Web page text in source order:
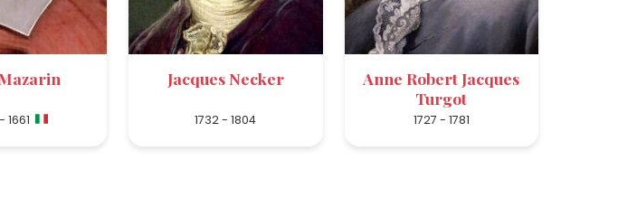
1661
Jacques Necker
1732 - 1804
Anne Robert Jacques
Turgot
1727 - 1781